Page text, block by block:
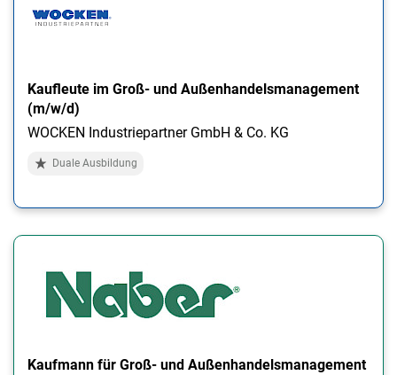
Kaufleute im Groß- und Außenhandelsmanagement
(m/w/d)
WOCKEN Industriepartner GmbH & Co. KG
Duale Ausbildung
Kaufmann für Groß- und Außenhandelsmanagement